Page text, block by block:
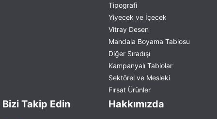
Tipografi
Yiyecek ve İçecek
Vitray Desen
Mandala Boyama Tablosu
Diğer Sıradışı
Kampanyalı Tablolar
Sektörel ve Mesleki
Fırsat Ürünler
Bizi Takip Edin Hakkımızda